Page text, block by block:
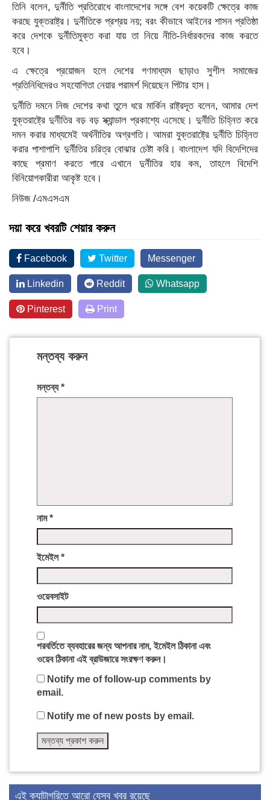
তিনি বলেন, দুর্নীতি প্রতিরোধে বাংলাদেশের সঙ্গে বেশ কয়েকটি ক্ষেত্রে কাজ
করছে যুক্তরাষ্ট্র। দুর্নীতিকে প্রশ্রয় নয়; বরং কীভাবে আইনের শাসন প্রতিষ্ঠা
করে দেশকে দুর্নীতিমুক্ত করা যায় তা নিয়ে নীতি-নির্ধারকদের কাজ করতে
হবে।
এ ক্ষেত্রে প্রয়োজন হলে দেশের গণমাধ্যম ছাড়াও সুশীল সমাজের
প্রতিনিধিদেরও সহযোগিতা নেয়ার পরামর্শ দিয়েছেন পিটার হাস।
দুর্নীতি দমনে নিজ দেশের কথা তুলে ধরে মার্কিন রাষ্ট্রদূত বলেন, আমার দেশ
যুক্তরাষ্ট্রে দুর্নীতির বড় বড় স্ক্যান্ডাল প্রকাশ্যে এসেছে। দুর্নীতি চিহ্নিত করে
দমন করার মাধ্যমেই অর্থনীতির অগ্রগতি। আমরা যুক্তরাষ্ট্রে দুর্নীতি চিহ্নিত
করার পাশাপাশি দুর্নীতির চরিত্র বোঝার চেষ্টা করি। বাংলাদেশ যদি বিদেশিদের
কাছে প্রমাণ করতে পারে এখানে দুর্নীতির হার কম, তাহলে বিদেশি
বিনিয়োগকারীরা আকৃষ্ট হবে।
নিউজ /এমএসএম
দয়া করে খবরটি শেয়ার করুন
Facebook Twitter Messenger
Linkedin Reddit Whatsapp
Pinterest Print
মন্তব্য করুন
মন্তব্য*
নাম*
ইমেইল*
ওয়েবসাইট
পরবর্তিতে ব্যবহারের জন্য আপনার নাম, ইমেইল ঠিকানা এবং
ওয়েব ঠিকানা এই ব্রাউজারে সংরক্ষণ করুন।
Notify me of follow-up comments by
email.
Notify me of new posts by email.
এই ক্যাটাগরিতে আরো যেসব খবর রয়েছে